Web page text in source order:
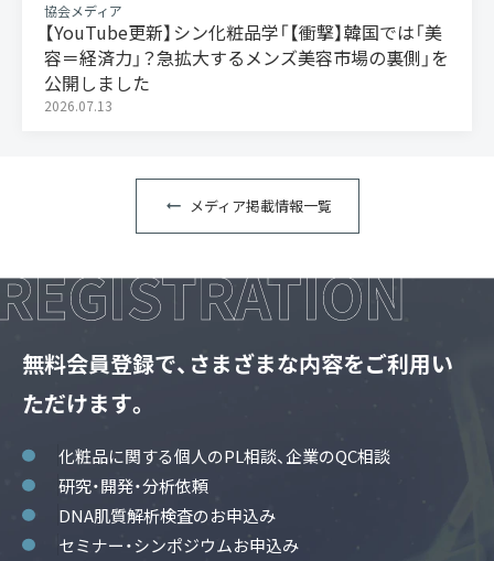
協会メディア
【YouTube更新】シン化粧品学「【衝撃】韓国では「美
容＝経済力」？急拡大するメンズ美容市場の裏側」を
公開しました
2026.07.13
メディア掲載情報一覧
無料会員登録で、さまざまな内容をご利用い
ただけます。
化粧品に関する個人のPL相談、企業のQC相談
研究・開発・分析依頼
DNA肌質解析検査のお申込み
セミナー・シンポジウムお申込み